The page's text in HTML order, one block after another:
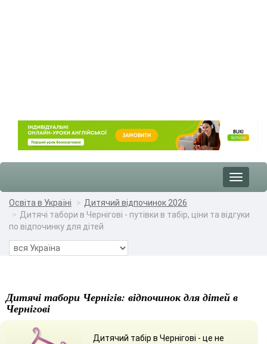
Toggle
Освіта в Україні
Дитячий відпочинок 2026
Дитячі табори в Чернігові - путівки в табір, ціни та відгуки
по відпочинку для дітей
Дитячі табори Чернігів: відпочинок для дітей в
Чернігові
Дитячий табір в Чернігові - це не